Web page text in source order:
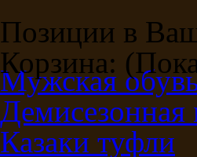
Позиции в
Корзина:
Мужская
Демисезонная
Казаки туфли